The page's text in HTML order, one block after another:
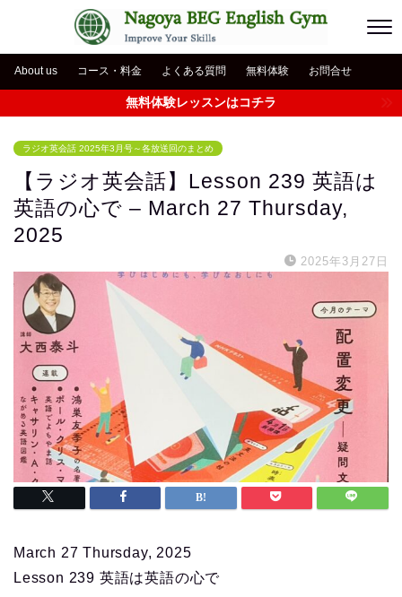
About us コース・料金 よくある質問 無料体験 お問合せ
無料体験レッスンはコチラ
ラジオ英会話 2025年3月号～各放送回のまとめ
【ラジオ英会話】Lesson 239 英語は
英語の心で – March 27 Thursday,
2025
2025年3月27日
March 27 Thursday, 2025
Lesson 239 英語は英語の心で